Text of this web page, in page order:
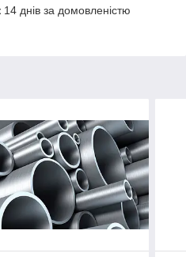
днів за домовленістю